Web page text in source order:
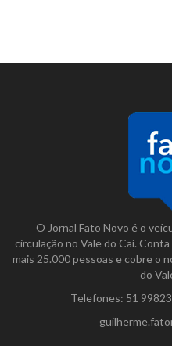
O Jornal Fato Novo é o
circulação no Vale do Caí.
mais 25.000 pessoas e cobre o
do
Telefones: 51